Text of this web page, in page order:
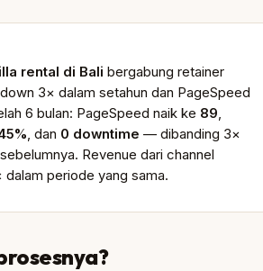
rental di Bali bergabung retainer
3× dalam setahun dan PageSpeed
6 bulan: PageSpeed naik ke 89,
, dan 0 downtime — dibanding 3×
Revenue dari channel
dalam periode yang sama.